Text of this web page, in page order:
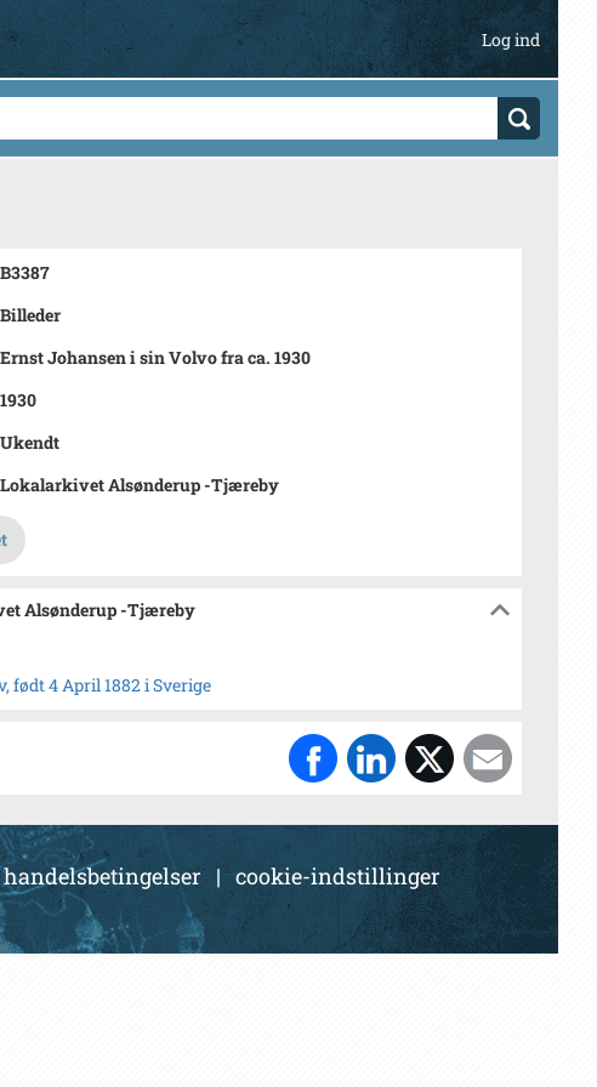
Log ind
B3387
Billeder
Ernst Johansen i sin Volvo fra ca. 1930
1930
Ukendt
Lokalarkivet Alsønderup -Tjæreby
Alsønderup -Tjæreby
født 4 April 1882 i Sverige
handelsbetingelser | cookie-indstillinger